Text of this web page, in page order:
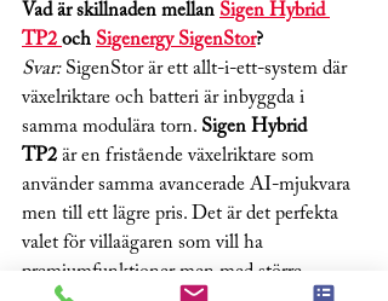
Vad är skillnaden mellan Sigen Hybrid
TP2 och Sigenergy SigenStor?
Svar: SigenStor är ett allt-i-ett-system där
växelriktare och batteri är inbyggda i
samma modulära torn. Sigen Hybrid
TP2 är en fristående växelriktare som
använder samma avancerade AI-mjukvara
men till ett lägre pris. Det är det perfekta
valet för villaägaren som vill ha
premiumfunktioner men med större